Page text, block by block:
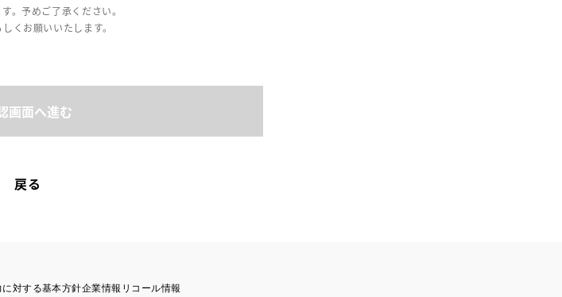
。予めご了承ください。
くお願いいたします。
画面へ進む
戻る
対する基本方針企業情報 リコール情報